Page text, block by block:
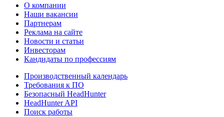
О компании
Наши вакансии
Партнерам
Реклама на сайте
Новости и статьи
Инвесторам
Кандидаты по профессиям
Производственный календарь
Требования к ПО
Безопасный HeadHunter
HeadHunter API
Поиск работы